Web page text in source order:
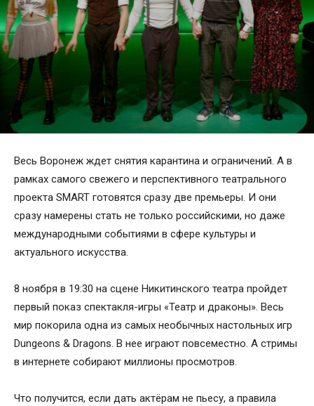
Весь Воронеж ждет снятия карантина и ограничений. А в
рамках самого свежего и перспективного театрального
проекта SMART готовятся сразу две премьеры. И они
сразу намерены стать не только российскими, но даже
международными событиями в сфере культуры и
актуального искусства.
8 ноября в 19:30 на сцене Никитинского театра пройдет
первый показ спектакля-игры «Театр и драконы». Весь
мир покорила одна из самых необычных настольных игр
Dungeons & Dragons. В нее играют повсеместно. А стримы
в интернете собирают миллионы просмотров.
Что получится, если дать актëрам не пьесу, а правила